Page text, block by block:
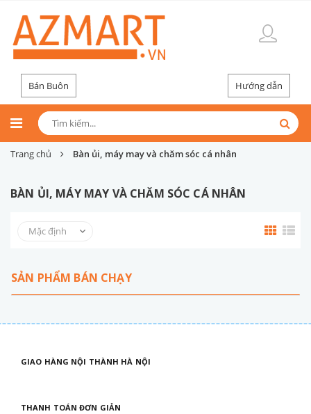
Bán Buôn Hướng dẫn
Trang chủ Bàn ủi, máy may và chăm sóc cá nhân
BÀN ỦI, MÁY MAY VÀ CHĂM SÓC CÁ NHÂN
SẢN PHẨM BÁN CHẠY
GIAO HÀNG NỘI THÀNH HÀ NỘI
THANH TOÁN ĐƠN GIẢN